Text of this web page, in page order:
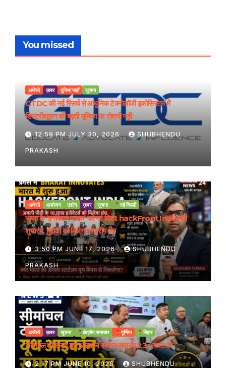
You missed
अजेंसी ख़बर दुनिया जहाँ सूचना
GTDC की नई रिसर्च से आधुनिक टेक्नोलॉजी इकोसिस्टम में
डिस्ट्रीब्यूशन की बढ़ती भूमिका पर रोशनी पड़ी
12:59 PM JULY 30, 2026 SHUBHENDU
PRAKASH
अजेंसी आयोजन उद्योग ख़बर सूचना नई दिल्ली
भारत के ‘इनोवेशन दशक’ को नई दिशा: hackFront India का
शुभारंभ, युवाओं को मिलेगा राष्ट्रीय मंच
3:50 PM JUNE 17, 2026 SHUBHENDU
PRAKASH
अजेंसी ख़बर सूचना क्षेत्रीय समाचार पूर्णिया बिहार
सीमांचल टॉक सह यूथ आइकॉन सम्मान समारोह 23 अगस्त को
2:17 PM JUNE 10, 2026 SHUBHENDU